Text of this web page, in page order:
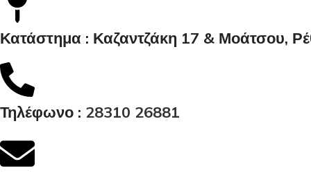
Κατάστημα : Καζαντζάκη 17 & Μοάτσου,
Τηλέφωνο : 28310 26881